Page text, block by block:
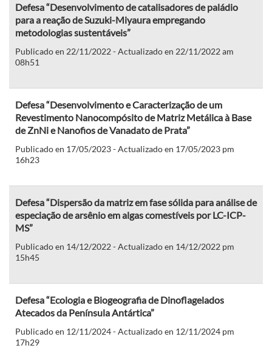
Defesa “Desenvolvimento de catalisadores de paládio
para a reação de Suzuki-Miyaura empregando
metodologias sustentáveis”
Publicado en 22/11/2022 - Actualizado en 22/11/2022 am
08h51
Defesa “Desenvolvimento e Caracterização de um
Revestimento Nanocompósito de Matriz Metálica à Base
de ZnNi e Nanofios de Vanadato de Prata”
Publicado en 17/05/2023 - Actualizado en 17/05/2023 pm
16h23
Defesa “Dispersão da matriz em fase sólida para análise de
especiação de arsênio em algas comestíveis por LC-ICP-
MS”
Publicado en 14/12/2022 - Actualizado en 14/12/2022 pm
15h45
Defesa “Ecologia e Biogeografia de Dinoflagelados
Atecados da Península Antártica”
Publicado en 12/11/2024 - Actualizado en 12/11/2024 pm
17h29